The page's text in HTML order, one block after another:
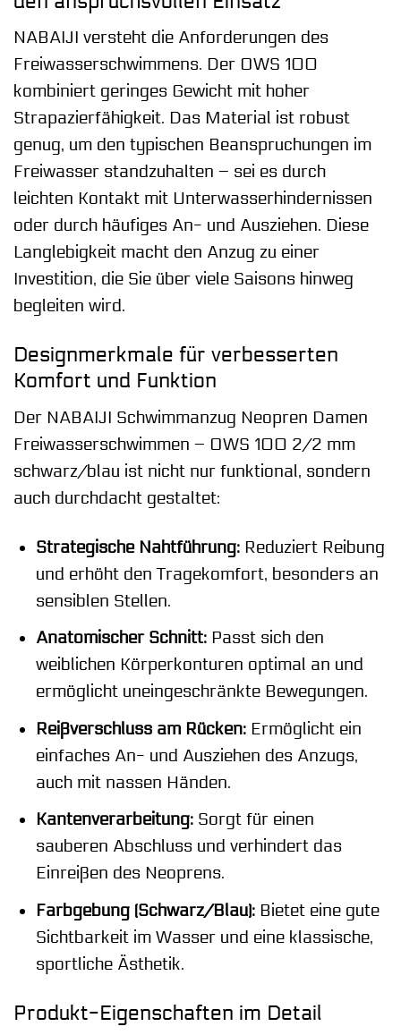
NABAIJI versteht die Anforderungen des
Freiwasserschwimmens. Der OWS 100
kombiniert geringes Gewicht mit hoher
Strapazierfähigkeit. Das Material ist robust
genug, um den typischen Beanspruchungen im
Freiwasser standzuhalten – sei es durch
leichten Kontakt mit Unterwasserhindernissen
oder durch häufiges An- und Ausziehen. Diese
Langlebigkeit macht den Anzug zu einer
Investition, die Sie über viele Saisons hinweg
begleiten wird.
Designmerkmale für verbesserten
Komfort und Funktion
Der NABAIJI Schwimmanzug Neopren Damen
Freiwasserschwimmen – OWS 100 2/2 mm
schwarz/blau ist nicht nur funktional, sondern
auch durchdacht gestaltet:
Strategische Nahtführung:Reduziert Reibung
und erhöht den Tragekomfort, besonders an
sensiblen Stellen.
Anatomischer Schnitt:Passt sich den
weiblichen Körperkonturen optimal an und
ermöglicht uneingeschränkte Bewegungen.
Reißverschluss am Rücken:Ermöglicht ein
einfaches An- und Ausziehen des Anzugs,
auch mit nassen Händen.
Kantenverarbeitung:Sorgt für einen
sauberen Abschluss und verhindert das
Einreißen des Neoprens.
Farbgebung (Schwarz/Blau):Bietet eine gute
Sichtbarkeit im Wasser und eine klassische,
sportliche Ästhetik.
Produkt-Eigenschaften im Detail